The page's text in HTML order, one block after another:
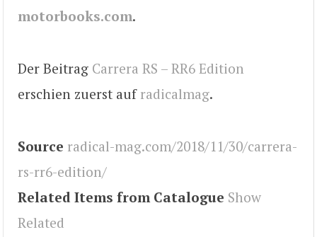
motorbooks.com.
Der Beitrag Carrera RS – RR6 Edition
erschien zuerst auf radicalmag.
Source radical-mag.com/2018/11/30/carrera-
rs-rr6-edition/
Related Items from Catalogue Show
Related